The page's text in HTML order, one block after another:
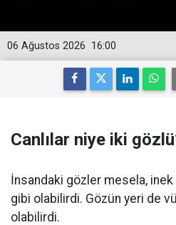
16:00
06 Ağustos 2026
Canlılar niye iki
İnsandaki gözler mesela,
gibi olabilirdi. Gözün yeri de
olabilirdi.